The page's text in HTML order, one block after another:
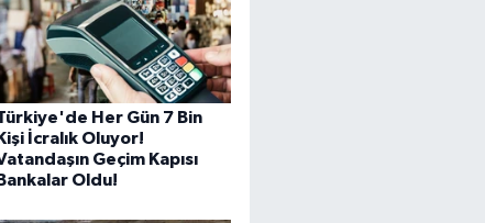
Her Gün 7 Bin
Kişi İcralık Oluyor!
Geçim Kapısı
Bankalar Oldu!